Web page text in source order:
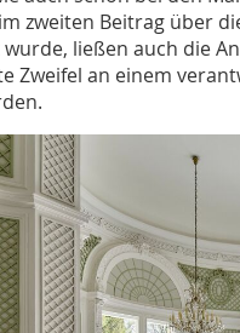
zweiten Beitrag über
ließen auch die
Zweifel an einem